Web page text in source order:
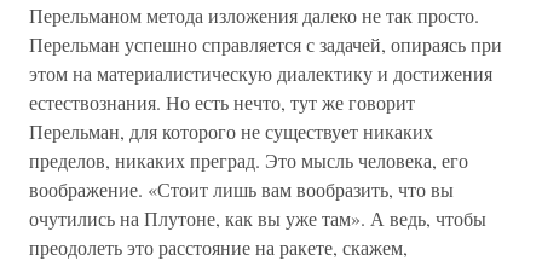
Перельманом метода изложения далеко не так просто.
Перельман успешно справляется с задачей, опираясь при
этом на материалистическую диалектику и достижения
естествознания. Но есть нечто, тут же говорит
Перельман, для которого не существует никаких
пределов, никаких преград. Это мысль человека, его
воображение. «Стоит лишь вам вообразить, что вы
очутились на Плутоне, как вы уже там». А ведь, чтобы
преодолеть это расстояние на ракете, скажем,